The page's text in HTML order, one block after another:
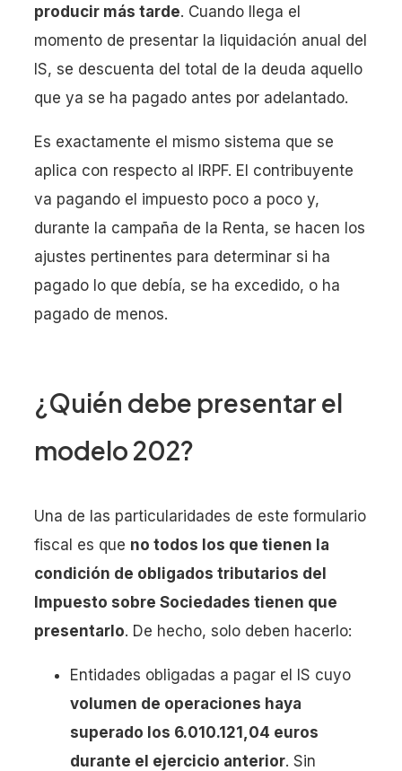
producir más tarde. Cuando llega el
momento de presentar la liquidación anual del
IS, se descuenta del total de la deuda aquello
que ya se ha pagado antes por adelantado.
Es exactamente el mismo sistema que se
aplica con respecto al IRPF. El contribuyente
va pagando el impuesto poco a poco y,
durante la campaña de la Renta, se hacen los
ajustes pertinentes para determinar si ha
pagado lo que debía, se ha excedido, o ha
pagado de menos.
¿Quién debe presentar el
modelo 202?
Una de las particularidades de este formulario
fiscal es que no todos los que tienen la
condición de obligados tributarios del
Impuesto sobre Sociedades tienen que
presentarlo. De hecho, solo deben hacerlo:
Entidades obligadas a pagar el IS cuyo
volumen de operaciones haya
superado los 6.010.121,04 euros
durante el ejercicio anterior. Sin